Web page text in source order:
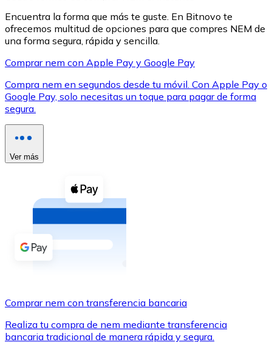
XRP
XRP
Ver todo
Compra criptomonedas con efectivo en tu tienda más
Comprar con efectivo
Transferencia SEPA
Utiliza tarjetas Visa y Mastercard para comprar
Encuentra la forma que más te guste. En Bitnovo te
ofrecemos multitud de opciones para que compres NEM de
una forma segura, rápida y sencilla.
Comprar nem con Apple Pay y Google Pay
Compra nem en segundos desde tu móvil. Con Apple Pay o
Google Pay, solo necesitas un toque para pagar de forma
segura.
Ver más
Comprar nem con transferencia bancaria
Realiza tu compra de nem mediante transferencia
bancaria tradicional de manera rápida y segura.